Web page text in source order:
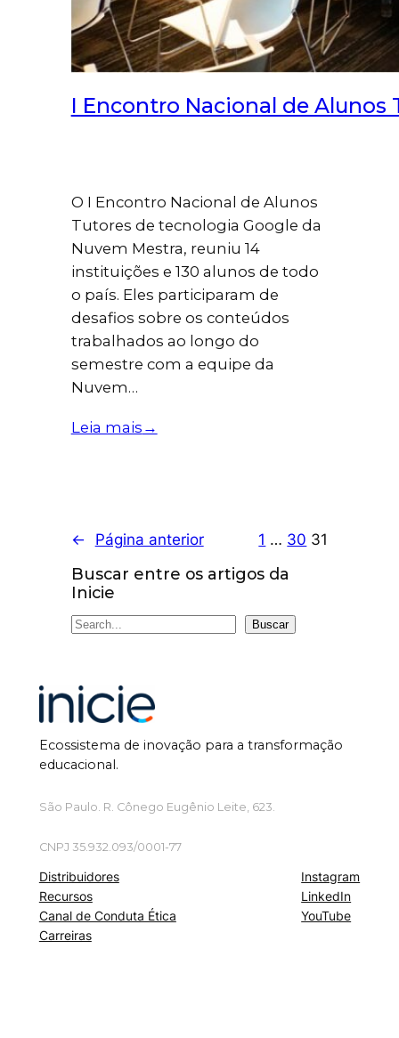
I Encontro Nacional de Alunos
O I Encontro Nacional de Alunos
Tutores de tecnologia Google da
Nuvem Mestra, reuniu 14
instituições e 130 alunos de todo
o país. Eles participaram de
desafios sobre os conteúdos
trabalhados ao longo do
semestre com a equipe da
Nuvem…
Leia mais →
← Página anterior 1 … 30 31
Buscar entre os artigos da
Inicie
S
r
c
h
Buscar
Ecossistema de inovação para a transformação
educacional.
São Paulo. R. Cônego Eugênio Leite, 623.
CNPJ 35.932.093/0001-77
Distribuidores
Recursos
Canal de Conduta Ética
Carreiras
Instagram
LinkedIn
YouTube